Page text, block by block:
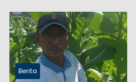
Berita